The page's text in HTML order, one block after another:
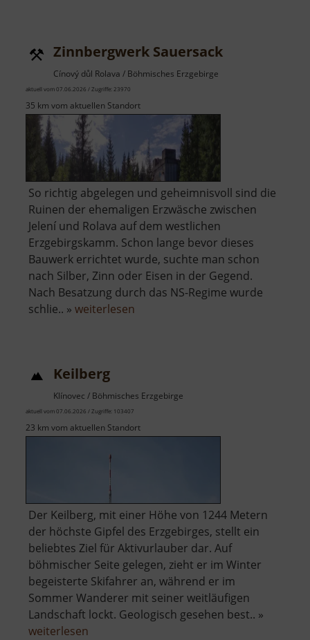
Zinnbergwerk Sauersack
Cínový důl Rolava / Böhmisches Erzgebirge
aktuell vom 07.06.2026 / Zugriffe: 23970
35 km vom aktuellen Standort
So richtig abgelegen und geheimnisvoll sind die
Ruinen der ehemaligen Erzwäsche zwischen
Jelení und Rolava auf dem westlichen
Erzgebirgskamm. Schon lange bevor dieses
Bauwerk errichtet wurde, suchte man schon
nach Silber, Zinn oder Eisen in der Gegend.
Nach Besatzung durch das NS-Regime wurde
schlie.. » weiterlesen
Keilberg
Klínovec / Böhmisches Erzgebirge
aktuell vom 07.06.2026 / Zugriffe: 103407
23 km vom aktuellen Standort
Der Keilberg, mit einer Höhe von 1244 Metern
der höchste Gipfel des Erzgebirges, stellt ein
beliebtes Ziel für Aktivurlauber dar. Auf
böhmischer Seite gelegen, zieht er im Winter
begeisterte Skifahrer an, während er im
Sommer Wanderer mit seiner weitläufigen
Landschaft lockt. Geologisch gesehen best.. »
weiterlesen